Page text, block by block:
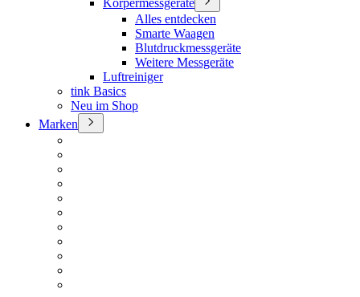
Körpermessgeräte
Alles entdecken
Smarte Waagen
Blutdruckmessgeräte
Weitere Messgeräte
Luftreiniger
tink Basics
Neu im Shop
Marken